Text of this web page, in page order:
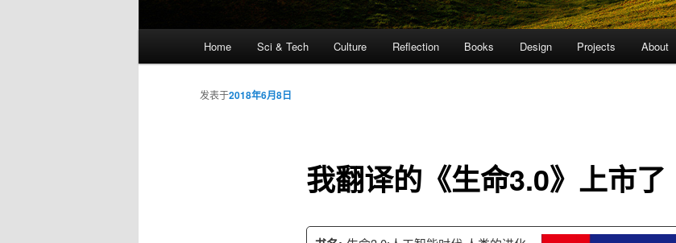
跳
至
Home Sci & Tech Culture Reflection Books Design Projects About
我翻译的《生命3.0》上市了
发表于2018年6月8日